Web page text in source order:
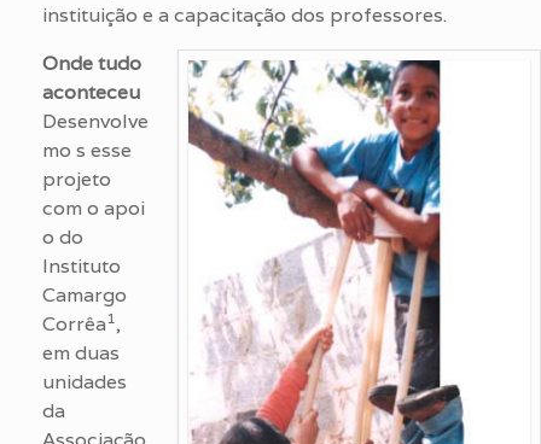
instituição e a capacitação dos professores.
Onde tudo
aconteceu
Desenvolve
mo s esse
projeto
com o apoi
o do
Instituto
Camargo
Corrêa 1 ,
em duas
unidades
da